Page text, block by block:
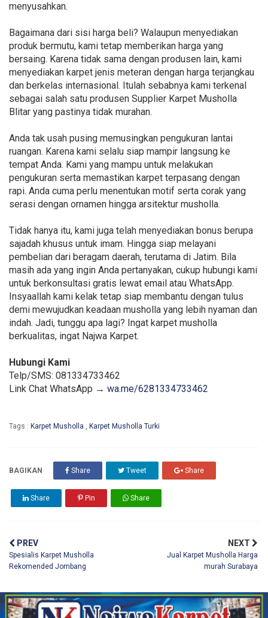
menyusahkan.
Bagaimana dari sisi harga beli? Walaupun menyediakan
produk bermutu, kami tetap memberikan harga yang
bersaing. Karena tidak sama dengan produsen lain, kami
menyediakan karpet jenis meteran dengan harga terjangkau
dan berkelas internasional. Itulah sebabnya kami terkenal
sebagai salah satu produsen Supplier Karpet Musholla
Blitar yang pastinya tidak murahan.
Anda tak usah pusing memusingkan pengukuran lantai
ruangan. Karena kami selalu siap mampir langsung ke
tempat Anda. Kami yang mampu untuk melakukan
pengukuran serta memastikan karpet terpasang dengan
rapi. Anda cuma perlu menentukan motif serta corak yang
serasi dengan ornamen hingga arsitektur musholla.
Tidak hanya itu, kami juga telah menyediakan bonus berupa
sajadah khusus untuk imam. Hingga siap melayani
pembelian dari beragam daerah, terutama di Jatim. Bila
masih ada yang ingin Anda pertanyakan, cukup hubungi kami
untuk berkonsultasi gratis lewat email atau WhatsApp.
Insyaallah kami kelak tetap siap membantu dengan tulus
demi mewujudkan keadaan musholla yang lebih nyaman dan
indah. Jadi, tunggu apa lagi? Ingat karpet musholla
berkualitas, ingat Najwa Karpet.
Hubungi Kami
Telp/SMS: 081334733462
Link Chat WhatsApp → wa.me/6281334733462
Tags : Karpet Musholla , Karpet Musholla Turki
BAGIKAN Share Tweet Share
Share Pin Share
PREV
Spesialis Karpet Musholla
Rekomended Jombang
NEXT
Jual Karpet Musholla Harga
murah Surabaya